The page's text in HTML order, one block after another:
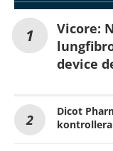
Vicore:
device
Dicot